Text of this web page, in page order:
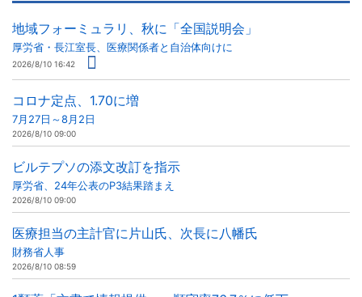
地域フォーミュラリ、秋に「全国説明会」
厚労省・長江室長、医療関係者と自治体向けに
2026/8/10 16:42
コロナ定点、1.70に増
7月27日～8月2日
2026/8/10 09:00
ビルテプソの添文改訂を指示
厚労省、24年公表のP3結果踏まえ
2026/8/10 09:00
医療担当の主計官に片山氏、次長に八幡氏
財務省人事
2026/8/10 08:59